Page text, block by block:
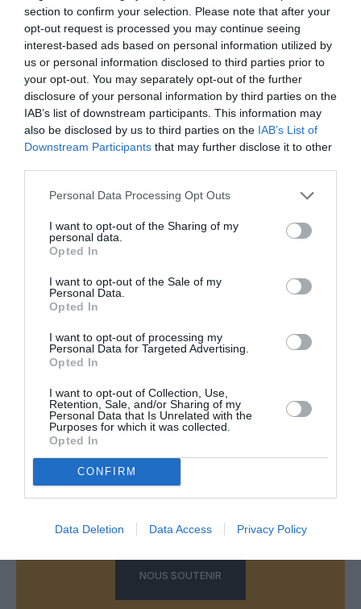
section to confirm your selection. Please note that after your
opt-out request is processed you may continue seeing
interest-based ads based on personal information utilized by
us or personal information disclosed to third parties prior to
your opt-out. You may separately opt-out of the further
disclosure of your personal information by third parties on the
IAB’s list of downstream participants. This information may
also be disclosed by us to third parties on the IAB’s List of
Downstream Participants that may further disclose it to other
Personal Data Processing Opt Outs
I want to opt-out of the Sharing of my
personal data.
Opted In
I want to opt-out of the Sale of my
Personal Data.
Opted In
I want to opt-out of processing my
Personal Data for Targeted Advertising.
Opted In
I want to opt-out of Collection, Use,
Retention, Sale, and/or Sharing of my
Personal Data that Is Unrelated with the
Purposes for which it was collected.
Opted In
CONFIRM
Data Deletion Data Access Privacy Policy
Golfe Il faut bien occuper le devant de la scène par ces
bonnes intentions plutôt que de l’occuper sur la scène
politique en parlant des droits de l’homme
RÉPONDRE
FL350a commenté :
30 janvier 2021 - 17 h
00 min
chose.
Ou comment faire parler de soi quand on a rien à
dire : du marketing à 2 balles surfant sur la détresse
du moment.
RÉPONDRE
FAIRE UN DON
Appel aux lecteurs !
Soutenez Air Journal participezà son
NOUS SOUTENIR